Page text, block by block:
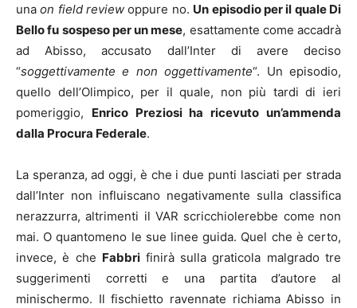
unaon field review oppure no. Un episodio per il quale Di
Bello fu sospeso per un mese, esattamente come accadrà
ad Abisso, accusato dall’Inter di avere deciso
“soggettivamente e non oggettivamente“. Un episodio,
quello dell’Olimpico, per il quale, non più tardi di ieri
pomeriggio, Enrico Preziosi ha ricevuto un’ammenda
dalla Procura Federale.
La speranza, ad oggi, è che i due punti lasciati per strada
dall’Inter non influiscano negativamente sulla classifica
nerazzurra, altrimenti il VAR scricchiolerebbe come non
mai. O quantomeno le sue linee guida. Quel che è certo,
invece, è che Fabbri finirà sulla graticola malgrado tre
suggerimenti corretti e una partita d’autore al
minischermo. Il fischietto ravennate richiama Abisso in